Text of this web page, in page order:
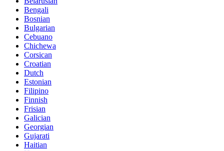
Bengali
Bosnian
Bulgarian
Cebuano
Chichewa
Corsican
Croatian
Dutch
Estonian
Filipino
Finnish
Frisian
Galician
Georgian
Gujarati
Haitian